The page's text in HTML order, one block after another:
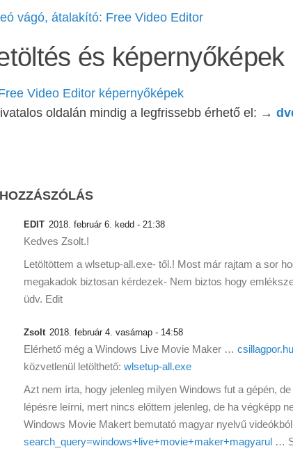
vágó, átalakító: Free Video Editor
és képernyőképek
Video Editor képernyőképek
oldalán mindig a legfrissebb érhető el: →
EDIT 2018. február 6. kedd - 21:38
Kedves Zsolt.!
Letöltöttem a wlsetup-all.exe- től.! Most már rajtam a sor
megakadok biztosan kérdezek- Nem biztos hogy
üdv. Edit
Zsolt 2018. február 4. vasárnap - 14:58
Elérhető még a Windows Live Movie Maker …
közvetlenül letölthető: wlsetup-all.exe
Azt nem írta, hogy jelenleg milyen Windows fut a gépén,
lépésre leírni, mert nincs előttem jelenleg, de ha végképp
Windows Movie Makert bemutató magyar nyelvű
search_query=windows+live+movie+maker+magyarul …